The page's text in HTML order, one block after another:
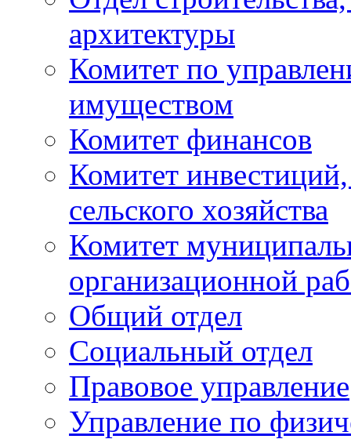
архитектуры
Комитет по
имуществом
Комитет финансов
Комитет
сельского хозяйства
Комитет
организационной
Общий отдел
Социальный отдел
Правовое управление
Управление по